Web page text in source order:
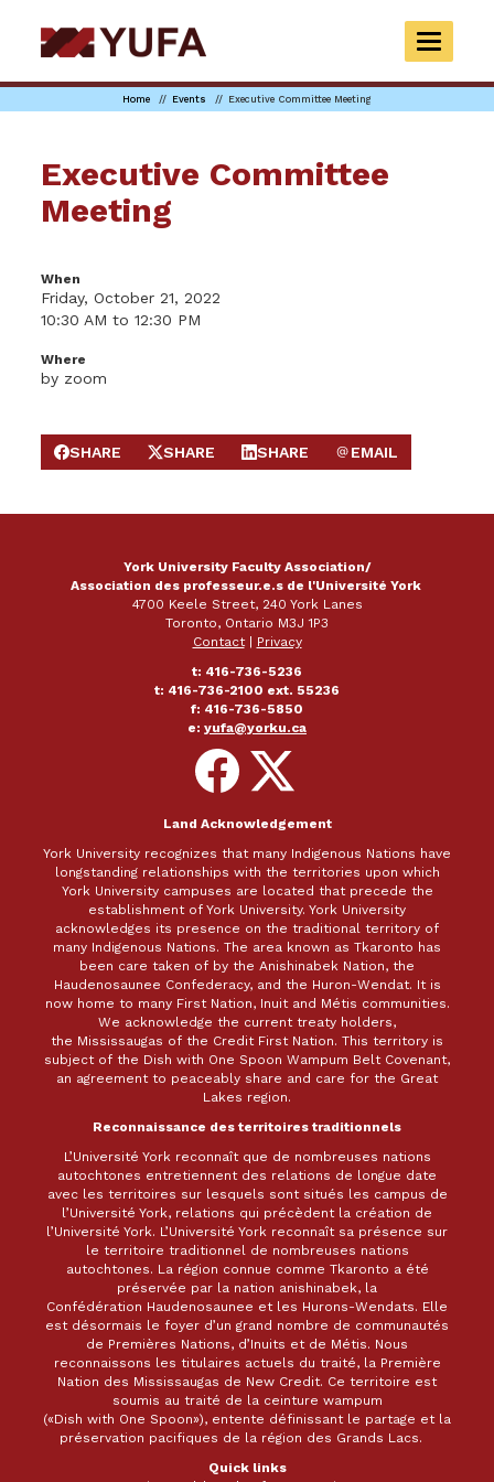
to
main
TOGGLE
Home Events Executive Committee Meeting
Executive Committee
Meeting
When
Friday, October 21, 2022
10:30 AM to 12:30 PM
Where
by zoom
SHARE ON FACEBOOK
SHARE
SHARE ON X
SHARE
SHARE ON LINKEDIN
SHARE
SEND EMAIL
EMAIL
York University Faculty Association/
Association des professeur.e.s de l'Université York
4700 Keele Street, 240 York Lanes
Toronto, Ontario M3J 1P3
Contact|
Privacy
t: 416-736-5236
t: 416-736-2100 ext. 55236
f: 416-736-5850
e: yufa@yorku.ca
Follow
on
Facebook
Follow
on
X
Land Acknowledgement
York University recognizes that many Indigenous Nations have
longstanding relationships with the territories upon which
York University campuses are located that precede the
establishment of York University. York University
acknowledges its presence on the traditional territory of
many Indigenous Nations. The area known as Tkaronto has
been care taken of by the Anishinabek Nation, the
Haudenosaunee Confederacy, and the Huron-Wendat. It is
now home to many First Nation, Inuit and Métis communities.
We acknowledge the current treaty holders,
the Mississaugas of the Credit First Nation. This territory is
subject of the Dish with One Spoon Wampum Belt Covenant,
an agreement to peaceably share and care for the Great
Lakes region.
Reconnaissance des territoires traditionnels
L’Université York reconnaît que de nombreuses nations
autochtones entretiennent des relations de longue date
avec les territoires sur lesquels sont situés les campus de
l’Université York, relations qui précèdent la création de
l’Université York. L’Université York reconnaît sa présence sur
le territoire traditionnel de nombreuses nations
autochtones. La région connue comme Tkaronto a été
préservée par la nation anishinabek, la
Confédération Haudenosaunee et les Hurons-Wendats. Elle
est désormais le foyer d’un grand nombre de communautés
de Premières Nations, d’Inuits et de Métis. Nous
reconnaissons les titulaires actuels du traité, la Première
Nation des Mississaugas de New Credit. Ce territoire est
soumis au traité de la ceinture wampum
(«Dish with One Spoon»), entente définissant le partage et la
préservation pacifiques de la région des Grands Lacs.
Quick links